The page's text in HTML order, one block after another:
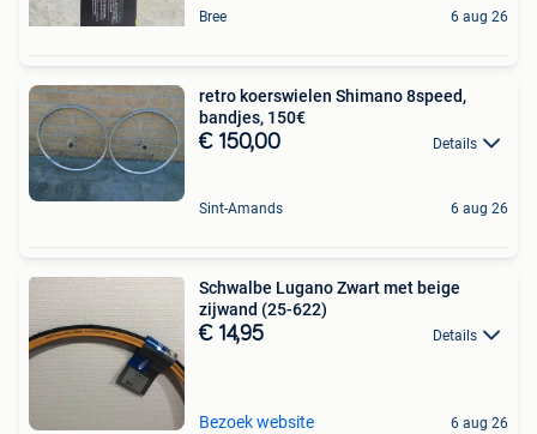
Bree 6 aug 26
retro koerswielen Shimano 8speed,
bandjes, 150€
€ 150,00 Details
Sint-Amands 6 aug 26
Schwalbe Lugano Zwart met beige
zijwand (25-622)
€ 14,95 Details
Bezoek website 6 aug 26